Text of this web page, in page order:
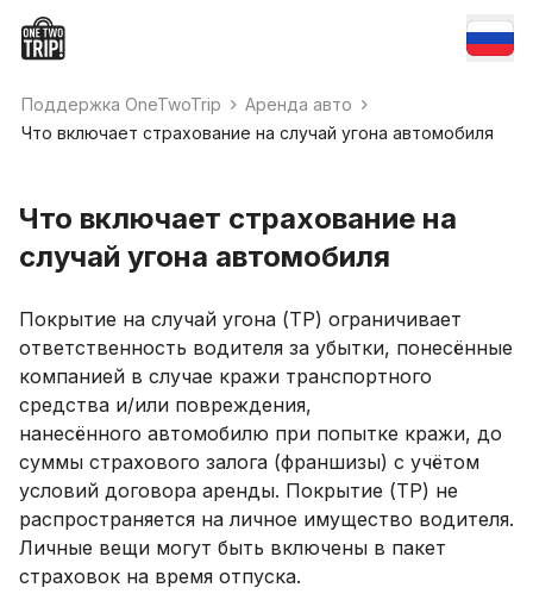
Поддержка OneTwoTrip
Аренда авто
Что включает страхование на случай угона автомобиля
Что включает страхование на
случай угона автомобиля
Покрытие на случай угона (TP) ограничивает
ответственность водителя за убытки, понесённые
компанией в случае кражи транспортного
средства и/или повреждения,
нанесённого автомобилю при попытке кражи, до
суммы страхового залога (франшизы) с учётом
условий договора аренды. Покрытие (TP) не
распространяется на личное имущество водителя.
Личные вещи могут быть включены в пакет
страховок на время отпуска.